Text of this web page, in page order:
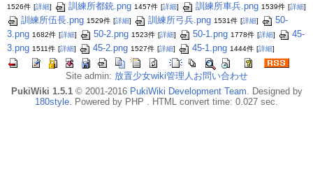
1526件 [詳細] 訓練所都銃.png 1457件 [詳細] 訓練所車兵.png 1539件 [詳細]
訓練所伍長.png 1529件 [詳細] 訓練所弓兵.png 1531件 [詳細]
50-
3.png 1682件 [詳細] 50-2.png 1523件 [詳細] 50-1.png 1778件 [詳細]
45-
3.png 1511件 [詳細] 45-2.png 1527件 [詳細] 45-1.png 1444件 [詳細]
Site admin: 放置少女wiki管理人お問い合わせ
PukiWiki 1.5.1© 2001-2016 PukiWiki Development Team. Designed by
180style. Powered by PHP . HTML convert time: 0.027 sec.